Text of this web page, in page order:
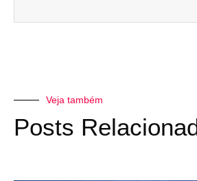
Veja também
Posts